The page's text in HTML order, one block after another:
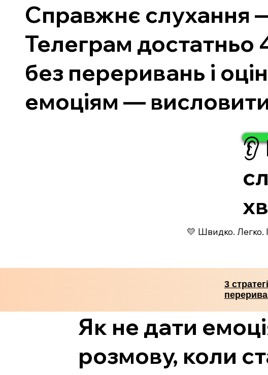
Справжнє слухання
Телеграм достатньо
без переривань і
емоціям —
💛 Швидко. Легко.
3
Як не дати
розмову, коли